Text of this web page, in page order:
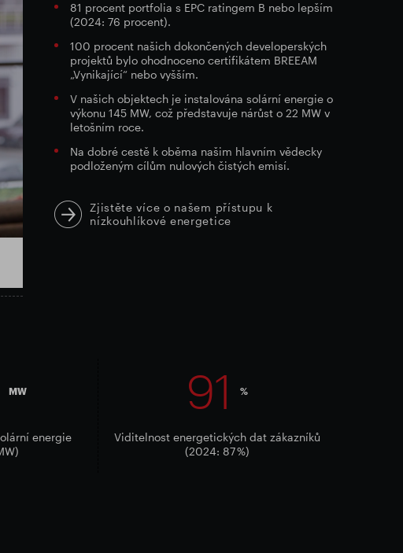
81 procent portfolia s EPC ratingem B nebo lepším
(2024: 76 procent).
100 procent našich dokončených developerských
projektů bylo ohodnoceno certifikátem BREEAM
„Vynikající“ nebo vyšším.
V našich objektech je instalována solární energie o
výkonu 145 MW, což představuje nárůst o 22 MW v
letošním roce.
Na dobré cestě k oběma našim hlavním vědecky
podloženým cílům nulových čistých emisí.
Zjistěte více o našem přístupu k
nízkouhlíkové energetice
MW
energie
91 %
Viditelnost energetických dat zákazníků
(2024: 87 %)